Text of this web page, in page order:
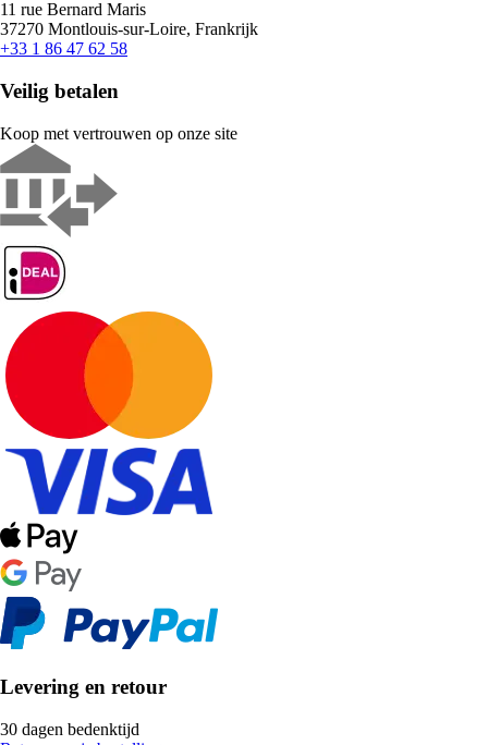
11 rue Bernard Maris
37270 Montlouis-sur-Loire, Frankrijk
+33 1 86 47 62 58
Veilig betalen
Koop met vertrouwen op onze site
Levering en retour
30 dagen bedenktijd